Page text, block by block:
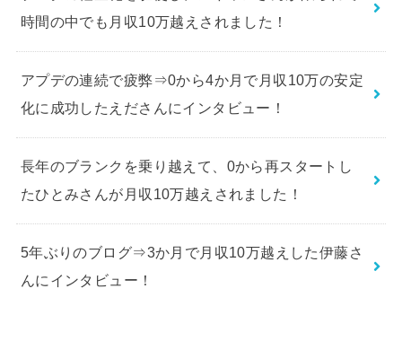
時間の中でも月収10万越えされました！
アプデの連続で疲弊⇒0から4か月で月収10万の安定
化に成功したえださんにインタビュー！
長年のブランクを乗り越えて、0から再スタートし
たひとみさんが月収10万越えされました！
5年ぶりのブログ⇒3か月で月収10万越えした伊藤さ
んにインタビュー！